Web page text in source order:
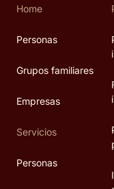
Home
Personas
Grupos familiares
Empresas
Servicios
Personas